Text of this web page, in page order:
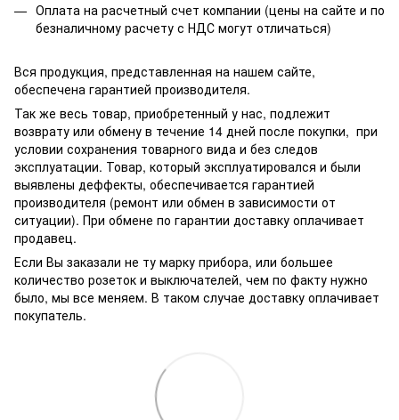
Оплата на расчетный счет компании (цены на сайте и по
безналичному расчету с НДС могут отличаться)
Вся продукция, представленная на нашем сайте,
обеспечена гарантией производителя.
Так же весь товар, приобретенный у нас, подлежит
возврату или обмену в течение 14 дней после покупки, при
условии сохранения товарного вида и без следов
эксплуатации. Товар, который эксплуатировался и были
выявлены деффекты, обеспечивается гарантией
производителя (ремонт или обмен в зависимости от
ситуации). При обмене по гарантии доставку оплачивает
продавец.
Если Вы заказали не ту марку прибора, или большее
количество розеток и выключателей, чем по факту нужно
было, мы все меняем. В таком случае доставку оплачивает
покупатель.